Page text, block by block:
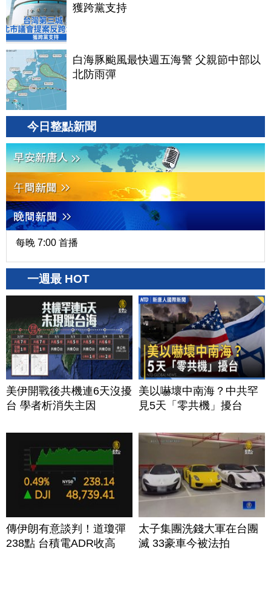
獲跨黨支持
白海豚颱風最快週五海警 父親節中部以
北防雨彈
今日整點新聞
每晚 7:00 首播
一週最 HOT
美伊開戰後共機連6天沒擾
台 學者析消失主因
美以嚇壞中南海？中共罕
見5天「零共機」擾台
傳伊朗有意談判！道瓊彈
238點 台積電ADR收高
太子集團洗錢大軍在台團
滅 33豪車今被法拍